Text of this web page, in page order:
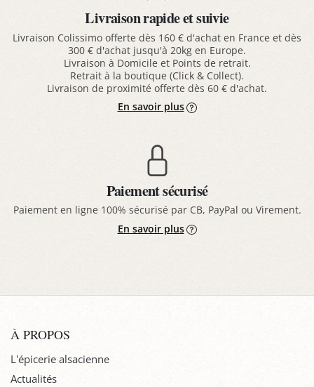
Livraison rapide et suivie
Livraison Colissimo offerte dès 160 € d'achat en France et dès
300 € d'achat jusqu'à 20kg en Europe.
Livraison à Domicile et Points de retrait.
Retrait à la boutique (Click & Collect).
Livraison de proximité offerte dès 60 € d'achat.
En savoir plus
Paiement sécurisé
Paiement en ligne 100% sécurisé par CB, PayPal ou Virement.
En savoir plus
À PROPOS
L'épicerie alsacienne
Actualités